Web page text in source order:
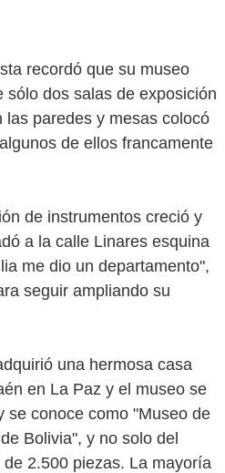
recordó que su museo
dos salas de exposición
las paredes y mesas colocó
de ellos francamente
de instrumentos creció y
a la calle Linares esquina
me dio un departamento",
seguir ampliando su
una hermosa casa
en La Paz y el museo se
se conoce como "Museo de
Bolivia", y no solo del
2.500 piezas. La mayoría